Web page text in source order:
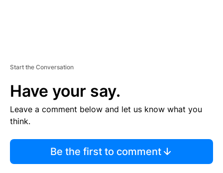
Start the Conversation
Have your say.
Leave a comment below and let us know what you
think.
Be the first to comment